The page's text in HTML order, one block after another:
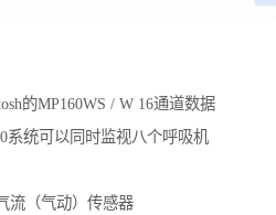
的MP160WS / W 16通道数据
系统可以同时监视八个呼吸机
流（气动）传感器